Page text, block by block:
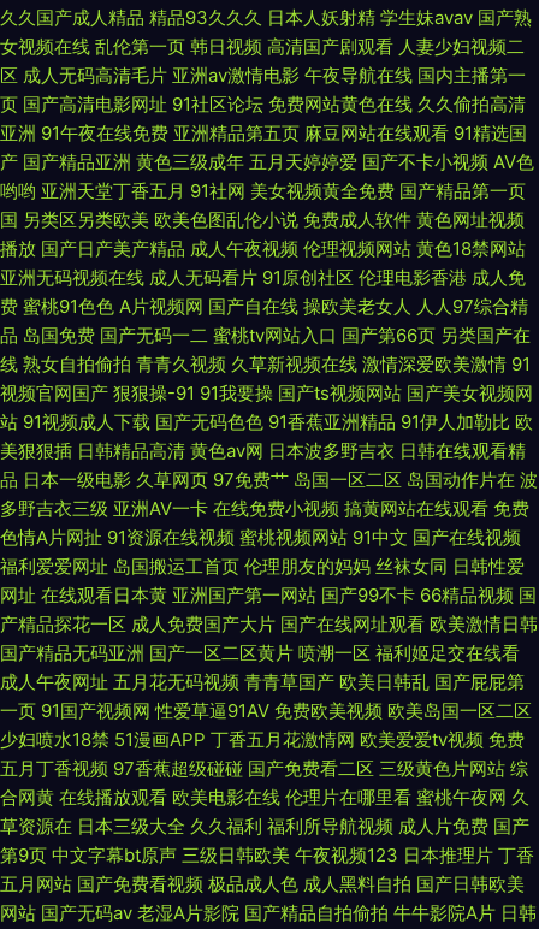
AV淘宝久久 加勒比操逼 日韩无遮挡 91视频资源站 国产成人A片 欧美成
www 亚洲很很肏一级 俺来也俺去夜 久草午夜福利 深夜影院在线观看 91视
频综合区 国产做受麻豆水多 日韩3极毛片 91爱爱爱 国产后入自慰大片 欧美
性爱100P 尤物在线导航 超碰97第一页 久久午夜无码码 午夜超碰资源总站
超碰91社区 老湿机午夜网
久久国产成人精品 精品93久久久 日本人妖射精 学生妹avav 国产熟
女视频在线 乱伦第一页 韩日视频 高清国产剧观看 人妻少妇视频二
区 成人无码高清毛片 亚洲av激情电影 午夜导航在线 国内主播第一
页 国产高清电影网址 91社区论坛 免费网站黄色在线 久久偷拍高清
亚洲 91午夜在线免费 亚洲精品第五页 麻豆网站在线观看 91精选国
产 国产精品亚洲 黄色三级成年 五月天婷婷爱 国产不卡小视频 AV色
哟哟 亚洲天堂丁香五月 91社网 美女视频黄全免费 国产精品第一页
国 另类区另类欧美 欧美色图乱伦小说 免费成人软件 黄色网址视频
播放 国产日产美产精品 成人午夜视频 伦理视频网站 黄色18禁网站
亚洲无码视频在线 成人无码看片 91原创社区 伦理电影香港 成人免
费 蜜桃91色色 A片视频网 国产自在线 操欧美老女人 人人97综合精
品 岛国免费 国产无码一二 蜜桃tv网站入口 国产第66页 另类国产在
线 熟女自拍偷拍 青青久视频 久草新视频在线 激情深爱欧美激情 91
视频官网国产 狠狠操-91 91我要操 国产ts视频网站 国产美女视频网
站 91视频成人下载 国产无码色色 91香蕉亚洲精品 91伊人加勒比 欧
美狠狠插 日韩精品高清 黄色av网 日本波多野吉衣 日韩在线观看精
品 日本一级电影 久草网页 97免费艹 岛国一区二区 岛国动作片在 波
多野吉衣三级 亚洲AV一卡 在线免费小视频 搞黄网站在线观看 免费
色情A片网扯 91资源在线视频 蜜桃视频网站 91中文 国产在线视频
福利爱爱网址 岛国搬运工首页 伦理朋友的妈妈 丝袜女同 日韩性爱
网址 在线观看日本黄 亚洲国产第一网站 国产99不卡 66精品视频 国
产精品探花一区 成人免费国产大片 国产在线网址观看 欧美激情日韩
国产精品无码亚洲 国产一区二区黄片 喷潮一区 福利姬足交在线看
成人午夜网址 五月花无码视频 青青草国产 欧美日韩乱 国产屁屁第
一页 91国产视频网 性爱草逼91AV 免费欧美视频 欧美岛国一区二区
少妇喷水18禁 51漫画APP 丁香五月花激情网 欧美爱爱tv视频 免费
五月丁香视频 97香蕉超级碰碰 国产免费看二区 三级黄色片网站 综
合网黄 在线播放观看 欧美电影在线 伦理片在哪里看 蜜桃午夜网 久
草资源在 日本三级大全 久久福利 福利所导航视频 成人片免费 国产
第9页 中文字幕bt原声 三级日韩欧美 午夜视频123 日本推理片 丁香
五月网站 国产免费看视频 极品成人色 成人黑料自拍 国产日韩欧美
网站 国产无码av 老湿A片影院 国产精品自拍偷拍 牛牛影院A片 日韩